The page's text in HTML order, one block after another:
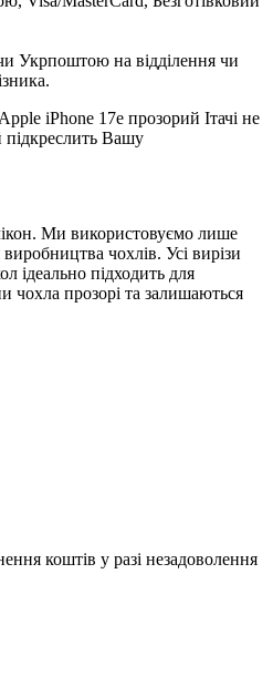
Укрпоштою на відділення чи
iPhone 17e прозорий Ітачі не
підкреслить Вашу
Ми використовуємо лише
чохлів. Усі вирізи
ідеально підходить для
чохла прозорі та залишаються
коштів у разі незадоволення